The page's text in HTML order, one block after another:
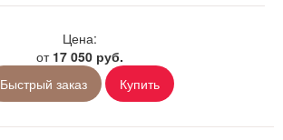
Цена:
от 17 050 руб.
Быстрый заказ
Купить